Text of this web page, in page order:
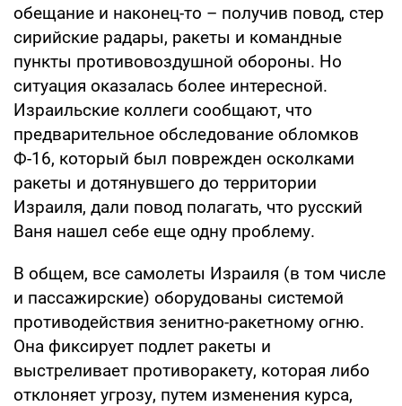
обещание и наконец-то – получив повод, стер
сирийские радары, ракеты и командные
пункты противовоздушной обороны. Но
ситуация оказалась более интересной.
Израильские коллеги сообщают, что
предварительное обследование обломков
Ф-16, который был поврежден осколками
ракеты и дотянувшего до территории
Израиля, дали повод полагать, что русский
Ваня нашел себе еще одну проблему.
В общем, все самолеты Израиля (в том числе
и пассажирские) оборудованы системой
противодействия зенитно-ракетному огню.
Она фиксирует подлет ракеты и
выстреливает противоракету, которая либо
отклоняет угрозу, путем изменения курса,